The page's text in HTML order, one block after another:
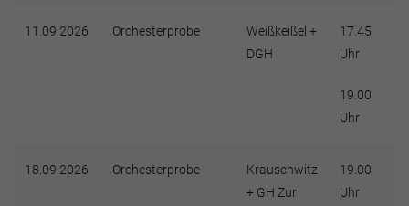
11.09.2026 Orchesterprobe
Weißkeißel +
DGH
17.45
Uhr
19.00
Uhr
18.09.2026 Orchesterprobe
Krauschwitz
+ GH Zur
19.00
Uhr